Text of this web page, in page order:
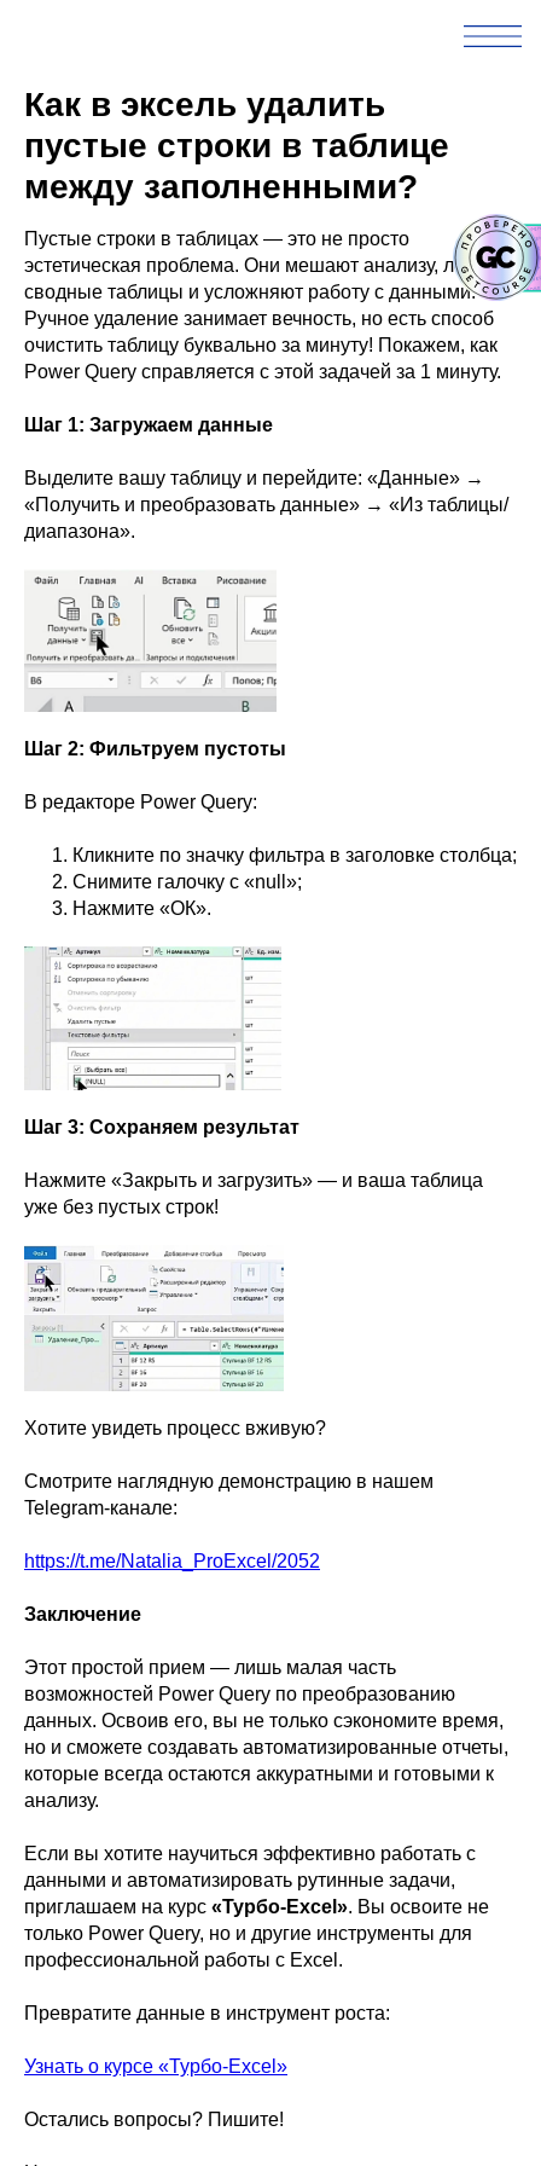
Как в эксель удалить
пустые строки в таблице
между заполненными?
Пустые строки в таблицах — это не просто
эстетическая проблема. Они мешают анализу, ломают
сводные таблицы и усложняют работу с данными.
Ручное удаление занимает вечность, но есть способ
очистить таблицу буквально за минуту! Покажем, как
Power Query справляется с этой задачей за 1 минуту.
Шаг 1: Загружаем данные
Выделите вашу таблицу и перейдите: «Данные» →
«Получить и преобразовать данные» → «Из таблицы/
диапазона».
Шаг 2: Фильтруем пустоты
В редакторе Power Query:
Кликните по значку фильтра в заголовке столбца;
Снимите галочку с «null»;
Нажмите «ОК».
Шаг 3: Сохраняем результат
Нажмите «Закрыть и загрузить» — и ваша таблица
уже без пустых строк!
Хотите увидеть процесс вживую?
Смотрите наглядную демонстрацию в нашем
Telegram-канале:
https://t.me/Natalia_ProExcel/2052
Заключение
Этот простой прием — лишь малая часть
возможностей Power Query по преобразованию
данных. Освоив его, вы не только сэкономите время,
но и сможете создавать автоматизированные отчеты,
которые всегда остаются аккуратными и готовыми к
анализу.
Если вы хотите научиться эффективно работать с
данными и автоматизировать рутинные задачи,
приглашаем на курс «Турбо-Excel». Вы освоите не
только Power Query, но и другие инструменты для
профессиональной работы с Excel.
Превратите данные в инструмент роста:
Узнать о курсе «Турбо-Excel»
Остались вопросы? Пишите!